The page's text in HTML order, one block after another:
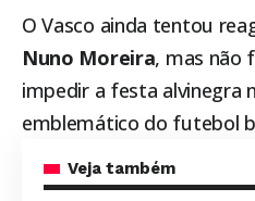
O Vasco ainda tentou
Nuno Moreira, mas não
impedir a festa alvinegra
emblemático do futebol
Veja também